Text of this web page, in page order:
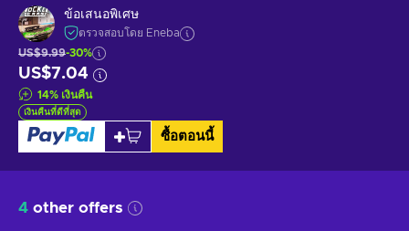
ข้อเสนอพิเศษ
ตรวจสอบโดย Eneba
US$9.99-30%
US$7.04
14% เงินคืน
เงินคืนที่ดีที่สุด
ซื้อตอนนี้
4 other offers